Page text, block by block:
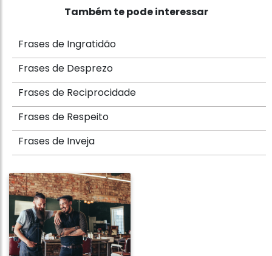
Também te pode interessar
Frases de Ingratidão
Frases de Desprezo
Frases de Reciprocidade
Frases de Respeito
Frases de Inveja